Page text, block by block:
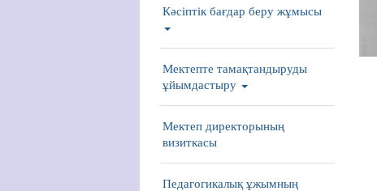
Кәсіптік бағдар беру жұмысы
Мектепте тамақтандыруды
ұйымдастыру
Мектеп директорының
визиткасы
Педагогикалық ұжымның